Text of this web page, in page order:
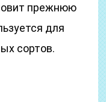
прежнюю
для
сортов.